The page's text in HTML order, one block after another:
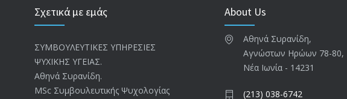
Σχετικά με εμάς
ΣΥΜΒΟΥΛΕΥΤΙΚΕΣ ΥΠΗΡΕΣΙΕΣ
ΨΥΧΙΚΗΣ ΥΓΕΙΑΣ.
Αθηνά Συρανίδη.
ΜSc Συμβουλευτικής Ψυχολογίας
About Us
Αθηνά Συρανίδη,
Αγνώστων Ηρώων 78-80,
Νέα Ιωνία - 14231
(213) 038-6742